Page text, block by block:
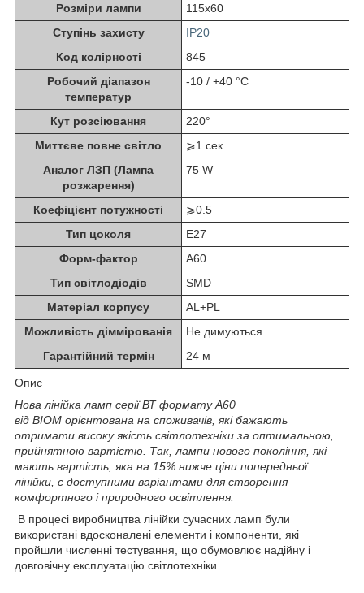
Розміри лампи
115x60
Ступінь захисту
IP20
Код колірності
845
Робочий діапазон
температур
-10 / +40 °C
Кут розсіювання
220°
Миттєве повне світло
⩾1 сек
Аналог ЛЗП (Лампа
розжарення)
75 W
Коефіцієнт потужності
⩾0.5
Тип цоколя
E27
Форм-фактор
A60
Тип світлодіодів
SMD
Матеріал корпусу
AL+PL
Можливість діммірованія
Не димуються
Гарантійний термін
24 м
Опис
Нова лінійка ламп серії ВТ формату А60
від BIOM орієнтована на споживачів, які бажають
отримати високу якість світлотехніки за оптимальною,
прийнятною вартістю. Так, лампи нового покоління, які
мають вартість, яка на 15% нижче ціни попередньої
лінійки, є доступними варіантами для створення
комфортного і природного освітлення.
В процесі виробництва лінійки сучасних ламп були
використані вдосконалені елементи і компоненти, які
пройшли численні тестування, що обумовлює надійну і
довговічну експлуатацію світлотехніки.